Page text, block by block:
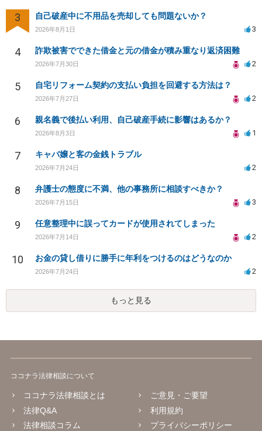
3 自己破産中に不用品を売却しても問題ないか？
2026年8月1日 3
4 詐欺被害でできた借金と元の借金が積み重なり返済困難
2026年7月30日 2
5 自宅リフォーム契約の支払い負担を回避する方法は？
2026年7月27日 2
6 親名義で後払い利用、自己破産手続に影響はあるか？
2026年8月3日 1
7 キャバ嬢と客の金銭トラブル
2026年7月24日 2
8 弁護士の態度に不満、他の事務所に相談すべきか？
2026年7月15日 3
9 任意整理中に誤ってカードが使用されてしまった
2026年7月14日 2
10 お金の貸し借りに勝手に年利をつけるのはどうなのか
2026年7月24日 2
もっと見る
ココナラ法律相談について
ココナラ法律相談とは
法律Q&A
法律相談コラム
ご意見・ご要望
利用規約
プライバシーポリシー